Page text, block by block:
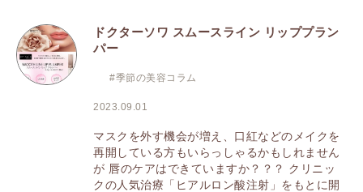
ドクターソワ スムースライン リッププラン
パー
#季節の美容コラム
2023.09.01
マスクを外す機会が増え、口紅などのメイクを
再開している方もいらっしゃるかもしれません
が 唇のケアはできていますか？？？ クリニッ
クの人気治療「ヒアルロン酸注射」をもとに開